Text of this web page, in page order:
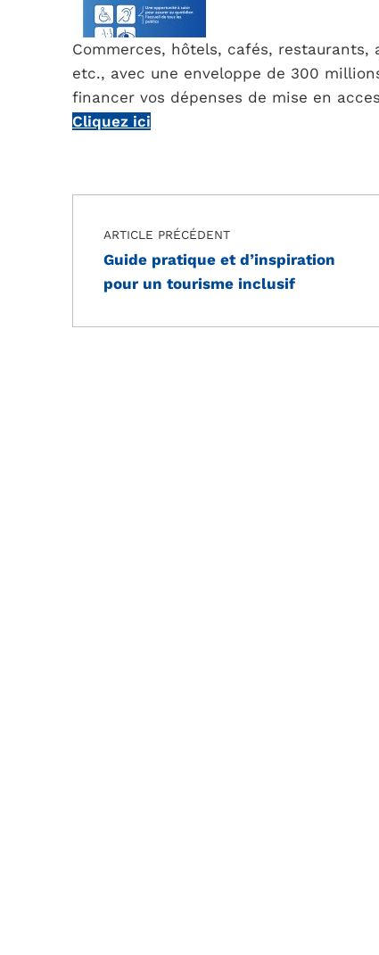
Commerces, hôtels, cafés,
etc., avec une enveloppe de 300
financer vos dépenses de mise en
Cliquez ici
Skip back to main navigation
Navigation de l’article
ARTICLE PRÉCÉDENT
Guide pratique et d’inspiration
pour un tourisme inclusif